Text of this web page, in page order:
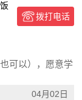
拨打电话
可以），愿意学
04月02日